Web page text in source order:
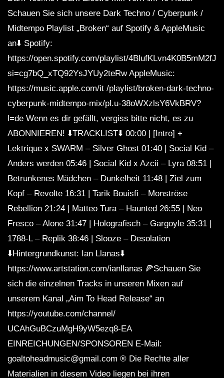
Schauen Sie sich unsere Dark Techno / Cyberpunk /
Midtempo Playlist „Broken“ auf Spotify & AppleMusic
an⬇️ Spotify:
https://open.spotify.com/playlist/
si=cg7bQ_xTQ92YsJYUy2teRw AppleMusic:
https://music.apple.com/it /playlist/broken-dark-techno-
cyberpunk-midtempo-mix/pl.u-38oWXzlsY6VkBRV?
l=de Wenn es dir gefällt, vergiss bitte nicht, es zu
ABONNIEREN! ⬇️TRACKLIST⬇️ 00:00 | [Intro] +
Lektrique x SWARM – Silver Ghost 01:40 | Social Kid –
Anders werden 05:46 | Social Kid x Azcii – Lyra 08:51 |
Betrunkenes Mädchen – Dunkelheit 11:48 | Ziel zum
Kopf – Revolte 16:31 | Tarik Bouisfi – Monströse
Rebellion 21:24 | Matteo Tura – Haunted 26:55 | Neo
Fresco – Alone 31:47 | Holografisch – Gargoyle 35:31 |
1788-L – Replik 38:46 | Slooze – Desolation
⬇️Hintergrundkunst: Ian Llanas⬇️
https://www.artstation.com/ianllanas 🍕Schauen Sie
sich die einzelnen Tracks in unseren Mixen auf
unserem Kanal „Aim To Head Release“ an
https://youtube.com/channel/
UCAhGuBCzuMgH9yW5ezq8-EA
EINREICHUNGEN/SPONSOREN E-Mail:
goaltoheadmusic@gmail.com ® Die Rechte aller
Materialien in diesem Video liegen bei ihren